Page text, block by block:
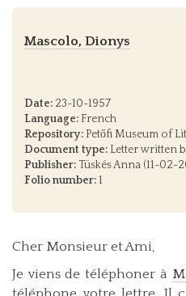
Mascolo, Dionys
Date: 23-10-1957
Language: French
Repository: Petőfi Museum of
Document type: Letter written
Publisher: Tüskés Anna (11-02-
Folio number:1
Cher Monsieur et Ami,
Je viens de téléphoner à